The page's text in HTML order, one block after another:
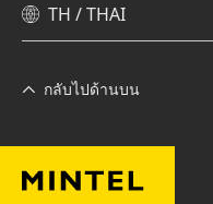
TH / THAI
กลับไปด้านบน